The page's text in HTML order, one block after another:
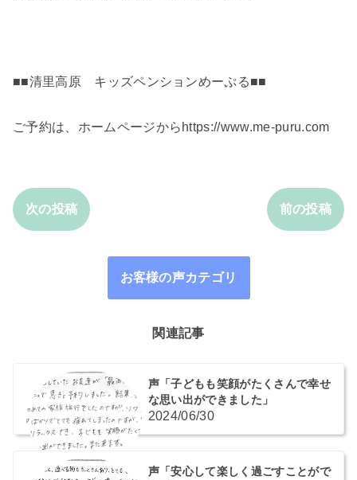
■■清里高原 キッズペンションめーぷる■■
ご予約は、ホームページからhttps://www.me-puru.com
次の投稿 前の投稿
お客様の声カテゴリ
関連記事
声「子どもも笑顔がたくさんで幸せ
な思い出ができました」
2024/06/30
声「安心して楽しく過ごすことがで